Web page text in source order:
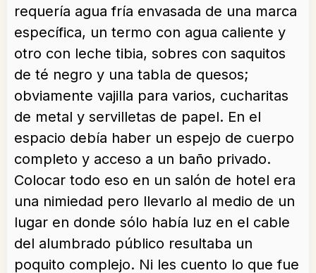
requería agua fría envasada de una marca
específica, un termo con agua caliente y
otro con leche tibia, sobres con saquitos
de té negro y una tabla de quesos;
obviamente vajilla para varios, cucharitas
de metal y servilletas de papel. En el
espacio debía haber un espejo de cuerpo
completo y acceso a un baño privado.
Colocar todo eso en un salón de hotel era
una nimiedad pero llevarlo al medio de un
lugar en donde sólo había luz en el cable
del alumbrado público resultaba un
poquito complejo. Ni les cuento lo que fue